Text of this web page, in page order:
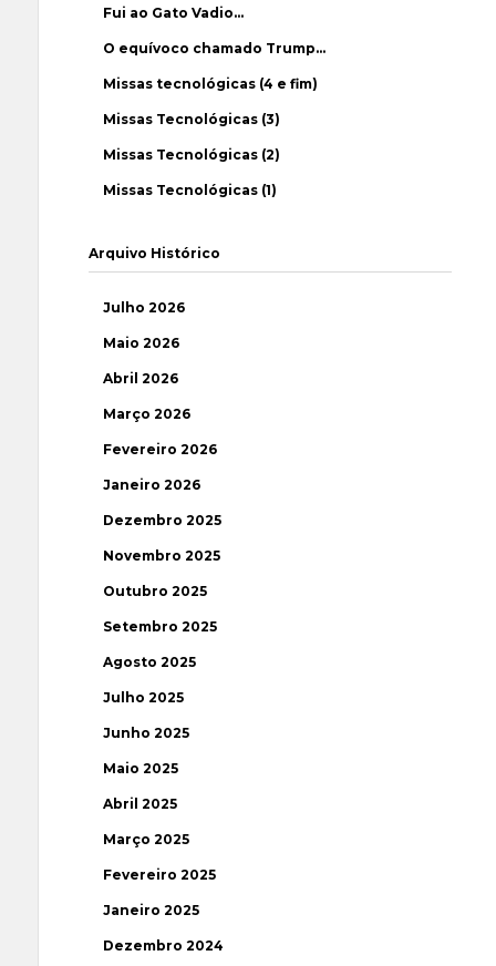
Fui ao Gato Vadio…
O equívoco chamado Trump…
Missas tecnológicas (4 e fim)
Missas Tecnológicas (3)
Missas Tecnológicas (2)
Missas Tecnológicas (1)
Arquivo Histórico
Julho 2026
Maio 2026
Abril 2026
Março 2026
Fevereiro 2026
Janeiro 2026
Dezembro 2025
Novembro 2025
Outubro 2025
Setembro 2025
Agosto 2025
Julho 2025
Junho 2025
Maio 2025
Abril 2025
Março 2025
Fevereiro 2025
Janeiro 2025
Dezembro 2024